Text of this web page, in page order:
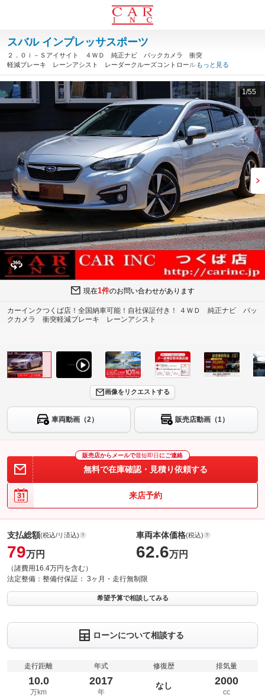
スバル インプレッサスポーツ
２．０ｉ－Ｓアイサイト ４ＷＤ 純正ナビ バックカメラ 衝突
軽減ブレーキ レーンアシスト レーダークルーズコントロール
ブラインドスポットモニター ＬＥＤヘッドライト パワーシー
ト パドルシフト フルセグ（茨城県）
もっと見る
1 /55
現在1件のお問い合わせがあります
カーインクつくば店！全国納車可能！自社保証付き！ ４ＷＤ 純正ナビ バッ
クカメラ 衝突軽減ブレーキ レーンアシスト
画像をリクエストする
車両動画（2） 販売店動画（1）
販売店からメールで最短即日 にご連絡
無料で在庫確認・見積り依頼する
来店予約
支払総額(税込/リ済込)
79万円
（諸費用16.4万円を含む）
車両本体価格(税込)
62.6万円
法定整備： 整備付保証： 3ヶ月・走行無制限
希望予算で相談してみる
ローンについて相談する
走行距離
10.0
万km
年式
2017
年
修復歴
なし
排気量
2000
cc